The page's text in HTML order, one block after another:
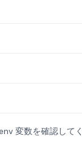
変数を確認してく